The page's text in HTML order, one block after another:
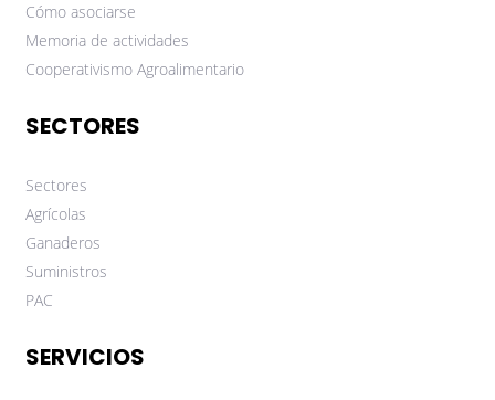
Cómo asociarse
Memoria de actividades
Cooperativismo Agroalimentario
SECTORES
Sectores
Agrícolas
Ganaderos
Suministros
PAC
SERVICIOS